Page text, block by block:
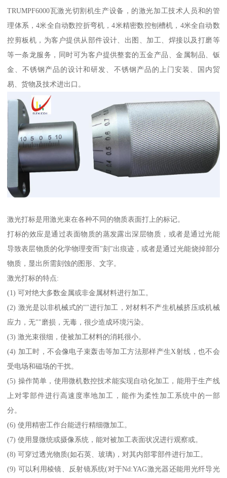
TRUMPF6000瓦激光切割机生产设备，的激光加工技术人员和的管
理体系，4米全自动数控折弯机，4米精密数控刨槽机，4米全自动数
控剪板机，为客户提供从部件设计、出图、加工、焊接以及打磨等
等一条龙服务，同时可为客户提供整套的五金产品、金属制品、钣
金、不锈钢产品的设计和研发、不锈钢产品的上门安装、国内贸
易、货物及技术进出口。
激光打标是用激光束在各种不同的物质表面打上的标记。
打标的效应是通过表面物质的蒸发露出深层物质，或者是通过光能
导致表层物质的化学物理变而"刻"出痕迹，或者是通过光能烧掉部分
物质，显出所需刻蚀的图形、文字。
激光打标的特点:
(1) 可对绝大多数金属或非金属材料进行加工。
(2) 激光是以非机械式的""进行加工，对材料不产生机械挤压或机械
应力，无""磨损，无毒，很少造成环境污染。
(3) 激光束很细，使被加工材料的消耗很小。
(4) 加工时，不会像电子束轰击等加工方法那样产生X射线，也不会
受电场和磁场的干扰。
(5) 操作简单，使用微机数控技术能实现自动化加工，能用于生产线
上对零部件进行高速度率地加工，能作为柔性加工系统中的一部
分。
(6) 使用精密工作台能进行精细微加工。
(7) 使用显微统或摄像系统，能对被加工表面状况进行观察或。
(8) 可穿过透光物质(如石英、玻璃)，对其内部零部件进行加工。
(9) 可以利用棱镜、反射镜系统(对于Nd:YAG激光器还能用光纤导光